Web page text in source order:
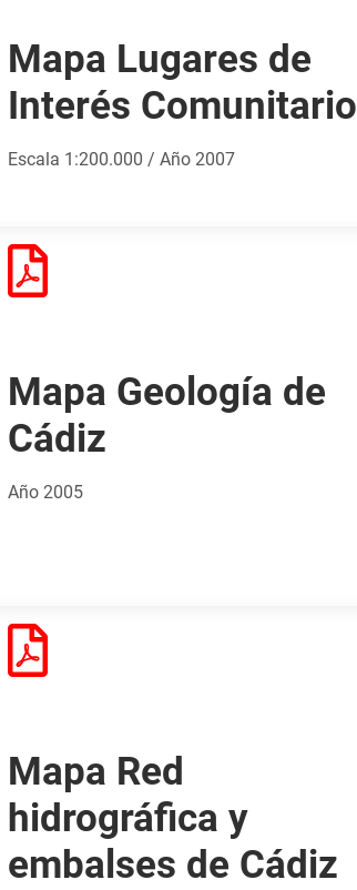
Mapa Lugares de
Interés Comunitario
Escala 1:200.000 / Año 2007
Mapa Geología de
Cádiz
Año 2005
Mapa Red
hidrográfica y
embalses de Cádiz